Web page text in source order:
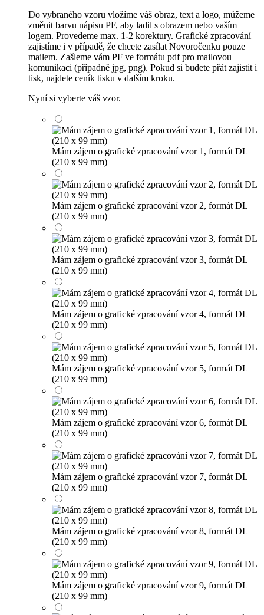
Do vybraného vzoru vložíme váš obraz, text a logo, můžeme
změnit barvu nápisu PF, aby ladil s obrazem nebo vaším
logem. Provedeme max. 1-2 korektury. Grafické zpracování
zajistíme i v případě, že chcete zasílat Novoročenku pouze
mailem. Zašleme vám PF ve formátu pdf pro mailovou
komunikaci (případně jpg, png). Pokud si budete přát zajistit i
tisk, najdete ceník tisku v dalším kroku.
Nyní si vyberte váš vzor.
Mám zájem o grafické zpracování vzor 1, formát DL
(210 x 99 mm)
Mám zájem o grafické zpracování vzor 2, formát DL
(210 x 99 mm)
Mám zájem o grafické zpracování vzor 3, formát DL
(210 x 99 mm)
Mám zájem o grafické zpracování vzor 4, formát DL
(210 x 99 mm)
Mám zájem o grafické zpracování vzor 5, formát DL
(210 x 99 mm)
Mám zájem o grafické zpracování vzor 6, formát DL
(210 x 99 mm)
Mám zájem o grafické zpracování vzor 7, formát DL
(210 x 99 mm)
Mám zájem o grafické zpracování vzor 8, formát DL
(210 x 99 mm)
Mám zájem o grafické zpracování vzor 9, formát DL
(210 x 99 mm)